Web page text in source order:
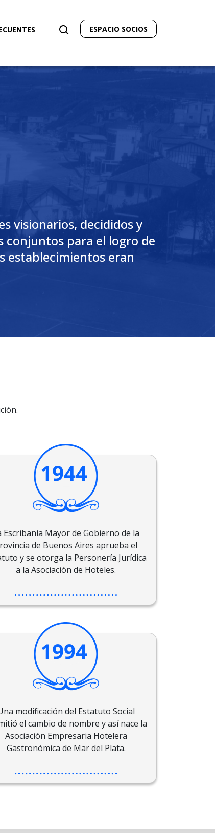
ESPACIO SOCIOS
visionarios, decididos y
conjuntos para el logro de
establecimientos eran
Escribanía Mayor de Gobierno de la
de Buenos Aires aprueba el
y se otorga la Personería Jurídica
a la Asociación de Hoteles.
modificación del Estatuto Social
el cambio de nombre y así nace la
Asociación Empresaria Hotelera
Gastronómica de Mar del Plata.